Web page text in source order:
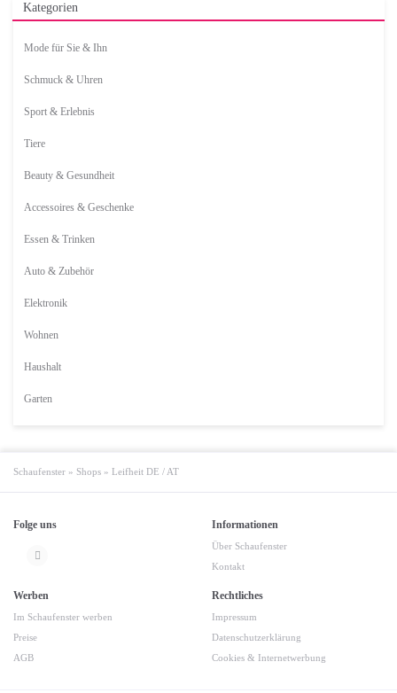
Kategorien
Mode für Sie & Ihn
Schmuck & Uhren
Sport & Erlebnis
Tiere
Beauty & Gesundheit
Accessoires & Geschenke
Essen & Trinken
Auto & Zubehör
Elektronik
Wohnen
Haushalt
Garten
Schaufenster » Shops » Leifheit DE / AT
Folge uns Informationen
Über Schaufenster
Kontakt
Werben
Im Schaufenster werben
Preise
AGB
Rechtliches
Impressum
Datenschutzerklärung
Cookies & Internetwerbung